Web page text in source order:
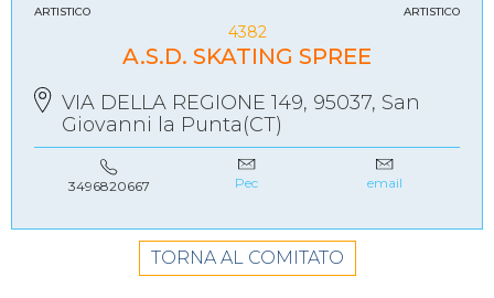
ARTISTICO ARTISTICO
4382
A.S.D. SKATING SPREE
VIA DELLA REGIONE 149, 95037, San
Giovanni la Punta(CT)
3496820667 Pec email
TORNA AL COMITATO